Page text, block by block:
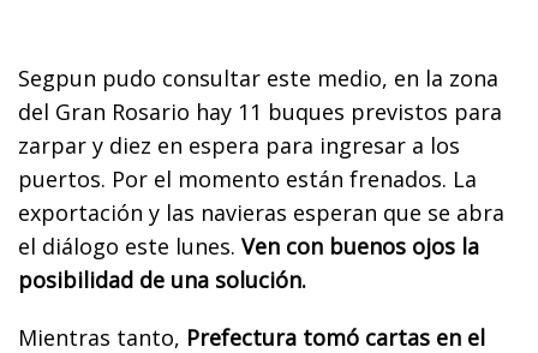
Segpun pudo consultar este medio, en la zona
del Gran Rosario hay 11 buques previstos para
zarpar y diez en espera para ingresar a los
puertos. Por el momento están frenados. La
exportación y las navieras esperan que se abra
el diálogo este lunes. Ven con buenos ojos la
posibilidad de una solución.
Mientras tanto, Prefectura tomó cartas en el